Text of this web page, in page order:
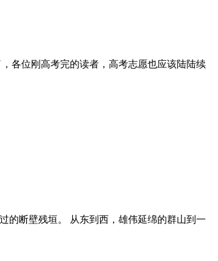
各位刚高考完的读者，高考志愿也应该陆陆续
的断壁残垣。 从东到西，雄伟延绵的群山到一